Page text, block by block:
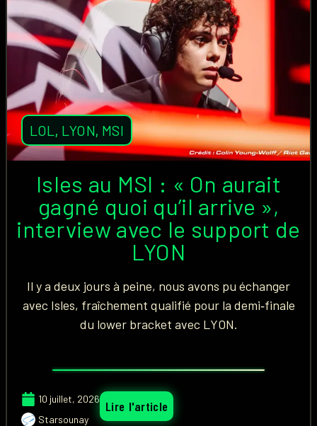
LOL, LYON, MSI
Isles au MSI : « On aurait
gagné quoi qu’il arrive »,
interview avec le support de
LYON
Il y a deux jours à peine, nous avons pu échanger
avec Isles, fraîchement qualifié pour la demi‑finale
du lower bracket avec LYON.
10 juillet, 2026
Starsounay
Lire l'article